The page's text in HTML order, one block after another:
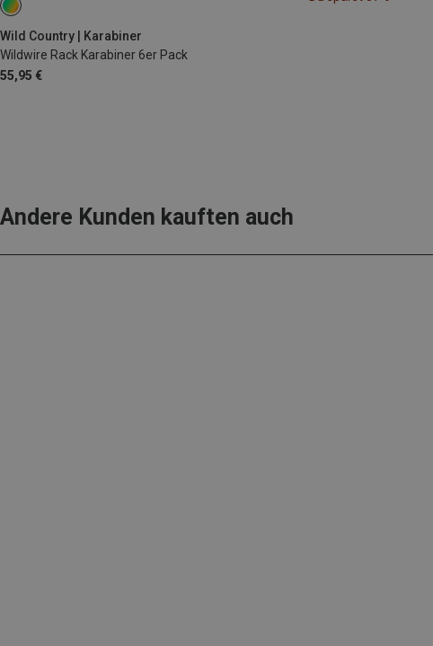
Wild Country | Karabiner
Wildwire Rack Karabiner 6er Pack
55,95 €
Andere Kunden kauften auch